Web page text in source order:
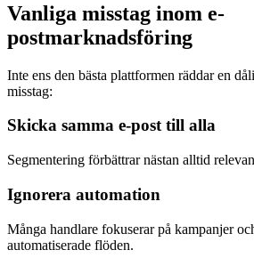
Vanliga misstag inom e-
postmarknadsföring
Inte ens den bästa plattformen räddar en
misstag:
Skicka samma e-post till alla
Segmentering förbättrar nästan alltid
Ignorera automation
Många handlare fokuserar på kampanjer
automatiserade flöden.